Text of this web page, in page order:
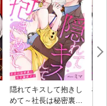
隠れてキスして抱きし
めて～社長は秘密裏に
極